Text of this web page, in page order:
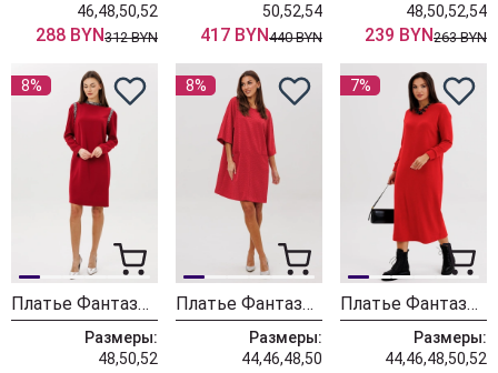
46,48,50,52
288 BYN312 BYN
50,52,54
417 BYN440 BYN
48,50,52,54
239 BYN263 BYN
8%
Платье Фантазия Мод 5327 красный
Размеры:
48,50,52
8%
Платье Фантазия Мод 5364
Размеры:
44,46,48,50
7%
Платье Фантазия Мод 5297
Размеры:
44,46,48,50,52